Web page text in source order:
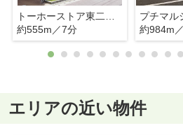
トーホーストア東二見店
約555m／7分
プチマル
約984m
エリアの近い物件